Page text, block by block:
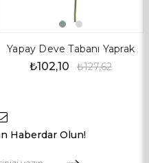
Yapay Deve Tabanı Yaprak
₺102,10 ₺127,62
Haberdar Olun!